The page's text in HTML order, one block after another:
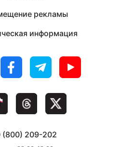
рекламы
информация
(800) 209-202